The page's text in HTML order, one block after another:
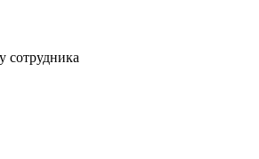
сотрудника